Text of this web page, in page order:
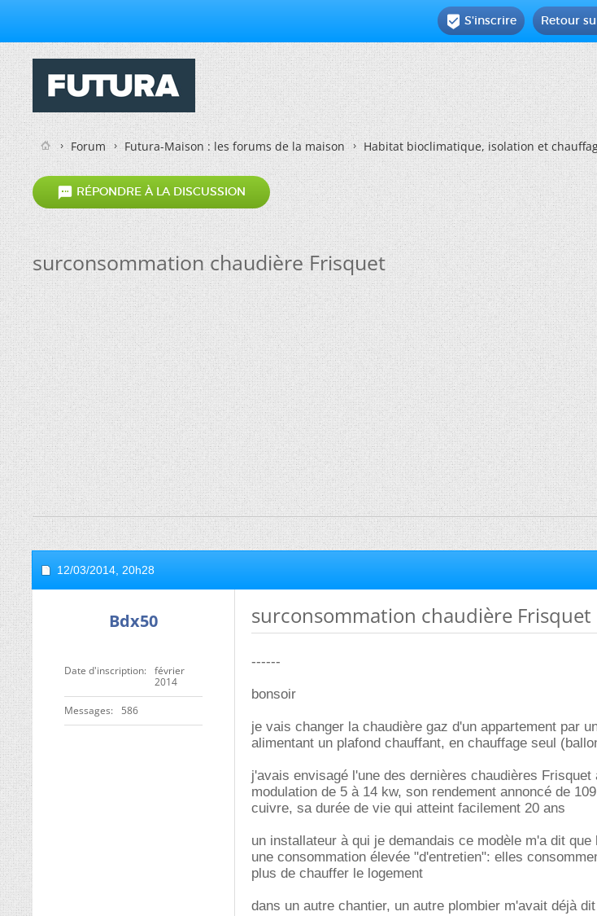
Retour
 S'inscrire
Forum Futura-Maison : les forums de la maison Habitat bioclimatique, isolation et
 RÉPONDRE À LA DISCUSSION
surconsommation chaudière Frisquet
12/03/2014, 20h28
Bdx50
Date d'inscription
février
2014
Messages 586
surconsommation chaudière Frisquet
------
bonsoir
je vais changer la chaudière gaz d'un appartement par
alimentant un plafond chauffant, en chauffage seul
j'avais envisagé l'une des dernières chaudières
modulation de 5 à 14 kw, son rendement annoncé de
cuivre, sa durée de vie qui atteint facilement 20 ans
un installateur à qui je demandais ce modèle m'a dit
une consommation élevée "d'entretien": elles
plus de chauffer le logement
dans un autre chantier, un autre plombier m'avait déjà